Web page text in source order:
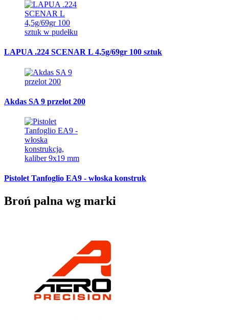
LAPUA .224 SCENAR L 4,5g/69gr 100 sztuk
Akdas SA 9 przelot 200
Pistolet Tanfoglio EA9 - włoska konstruk
Broń palna wg marki